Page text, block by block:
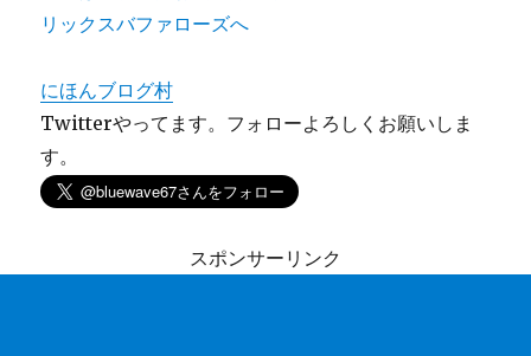
にほんブログ村
Twitterやってます。フォローよろしくお願いしま
す。
スポンサーリンク